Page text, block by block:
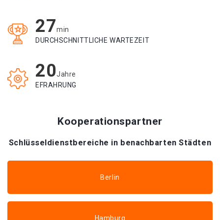
27min
DURCHSCHNITTLICHE WARTEZEIT
20Jahre
EFRAHRUNG
Kooperationspartner
Schlüsseldienstbereiche in benachbarten Städten
Berlin
Hamburg